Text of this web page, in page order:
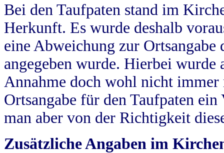
Bei den Taufpaten stand im
Herkunft. Es wurde deshalb
eine Abweichung zur
angegeben wurde. Hierbei wurde
Annahme doch wohl nicht
Ortsangabe für den Taufpaten
man aber von der Richtigkeit
Zusätzliche Angaben im